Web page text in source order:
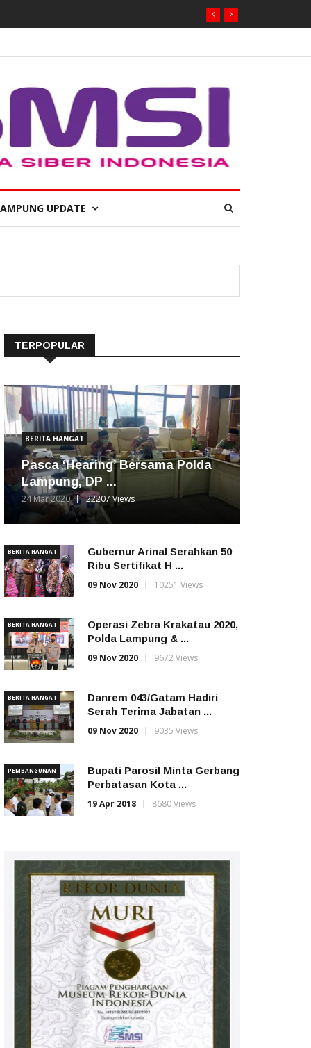
UPDATE
TERPOPULAR
BERITA HANGAT
Pasca ‘Hearing’ Bersama Polda
Lampung, DP ...
24 Mar 2020 22207 Views
BERITA HANGAT
Gubernur Arinal Serahkan 50
Ribu Sertifikat H ...
09 Nov 2020
10251 Views
BERITA HANGAT
Operasi Zebra Krakatau 2020,
Polda Lampung & ...
09 Nov 2020
9672 Views
BERITA HANGAT
Danrem 043/Gatam Hadiri
Serah Terima Jabatan ...
09 Nov 2020
9035 Views
PEMBANGUNAN
Bupati Parosil Minta Gerbang
Perbatasan Kota ...
19 Apr 2018
8680 Views